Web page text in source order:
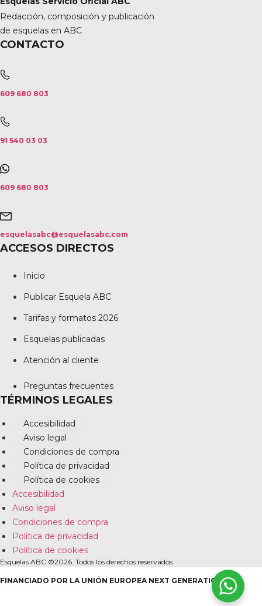
Redacción, composición y publicación
de esquelas en ABC
CONTACTO
609 680 803
91 540 03 03
609 680 803
esquelasabc@esquelasabc.com
ACCESOS DIRECTOS
Inicio
Publicar Esquela ABC
Tarifas y formatos 2026
Esquelas publicadas
Atención al cliente
Preguntas frecuentes
TÉRMINOS LEGALES
Accesibilidad
Aviso legal
Condiciones de compra
Política de privacidad
Política de cookies
Accesibilidad
Aviso legal
Condiciones de compra
Política de privacidad
Política de cookies
Esquelas ABC ©2026. Todos los derechos reservados
FINANCIADO POR LA UNIÓN EUROPEA NEXT GENERATION EU